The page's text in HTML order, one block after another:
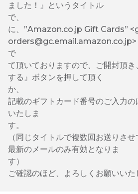
ました！』というタイトル
で、 12月25
に、”Amazon.co.jp Gift Cards”
orders@gc.email.amazon.co.jp>
で メール
て頂いておりますので、ご開封頂
する』ボタンを押して頂く
記載のギフトカード番号のご入力
いたしま
（同じタイトルで複数回お送りさせ
最新のメールのみ有効となりま
ご確認のほど、よろしくお願いいた